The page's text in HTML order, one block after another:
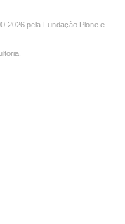
2026 pela Fundação Plone e